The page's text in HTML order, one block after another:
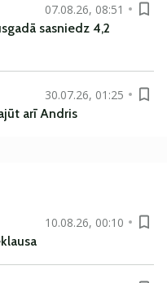
07.08.26, 08:51
sasniedz 4,2
30.07.26, 01:25
arī Andris
10.08.26, 00:10